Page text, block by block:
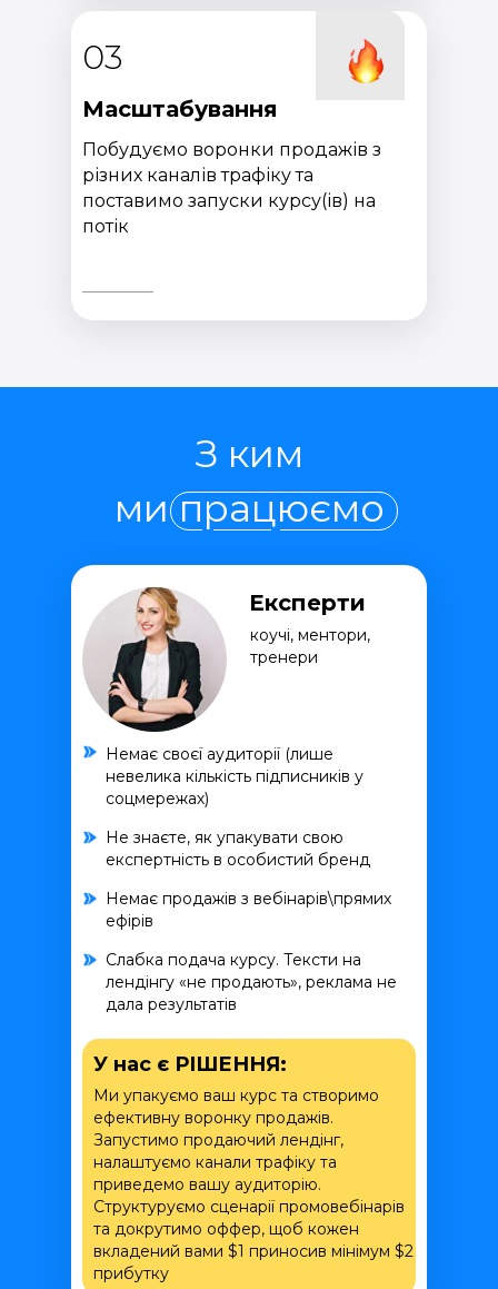
Масштабування
03
Побудуємо воронки продажів з
різних каналів трафіку та
поставимо запуски курсу(ів) на
потік
Експерти
коучі, ментори,
тренери
У нас є РІШЕННЯ:
Ми упакуємо ваш курс та створимо
ефективну воронку продажів.
Запустимо продаючий лендінг,
налаштуємо канали трафіку та
приведемо вашу аудиторію.
Структуруємо сценарії промовебінарів
та докрутимо оффер, щоб кожен
вкладений вами $1 приносив мінімум $2
прибутку
Немає своєї аудиторії (лише
невелика кількість підписників у
соцмережах)
Не знаєте, як упакувати свою
експертність в особистий бренд
Немає продажів з вебінарів\прямих
ефірів
Слабка подача курсу. Тексти на
лендінгу «не продають», реклама не
дала результатів
З ким
ми працюємо